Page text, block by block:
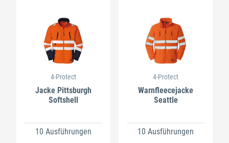
4-Protect
Jacke Pittsburgh
Softshell
10 Ausführungen
4-Protect
Warnfleecejacke
Seattle
10 Ausführungen